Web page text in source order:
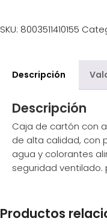
SKU: 8003511410155
Descripción
Descripción
Caja de cartón con
de alta calidad, con
agua y colorantes
seguridad ventilado.
Productos